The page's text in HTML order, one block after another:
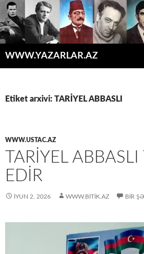
WWW.YAZARLAR.AZ
Etiket arxivi: TARİYEL ABBASLI
WWW.USTAC.AZ
TARIYEL
EDIR
İYUN 2, 2026 WWW.BITIK.AZ BIR